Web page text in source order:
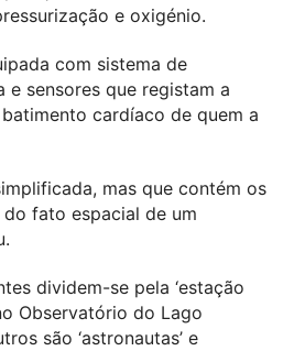
e oxigénio.
com sistema de
e sensores que registam a
cardíaco de quem a
mas que contém os
fato espacial de um
dividem-se pela ‘estação
Observatório do Lago
são ‘astronautas’ e